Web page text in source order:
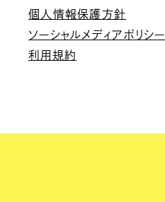
個人情報保護方針
ソーシャルメディアポリシー
利用規約